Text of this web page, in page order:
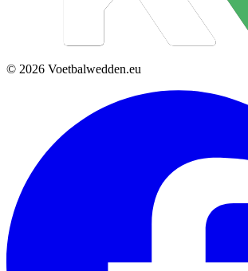
© 2026 Voetbalwedden.eu